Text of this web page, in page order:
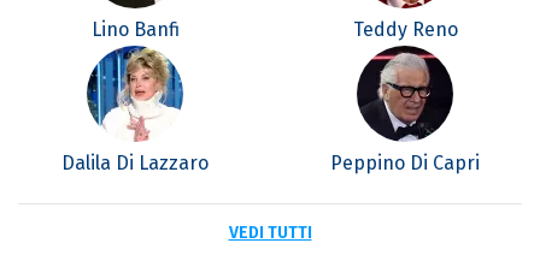
Lino Banfi Teddy Reno
Dalila Di Lazzaro Peppino Di Capri
VEDI TUTTI